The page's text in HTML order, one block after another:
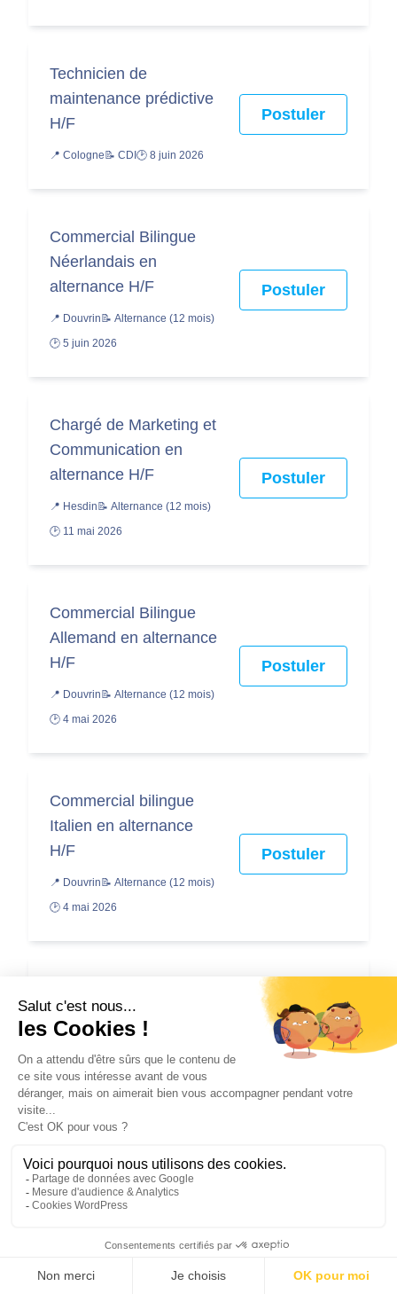
Technicien de
maintenance prédictive
H/F
📍 Cologne 📝 CDI 🕑 8 juin 2026
Postuler
Commercial Bilingue
Néerlandais en
alternance H/F
📍 Douvrin 📝 Alternance (12 mois)
🕑 5 juin 2026
Postuler
Chargé de Marketing et
Communication en
alternance H/F
📍 Hesdin 📝 Alternance (12 mois)
🕑 11 mai 2026
Postuler
Commercial Bilingue
Allemand en alternance
H/F
📍 Douvrin 📝 Alternance (12 mois)
🕑 4 mai 2026
Postuler
Commercial bilingue
Italien en alternance
H/F
📍 Douvrin 📝 Alternance (12 mois)
🕑 4 mai 2026
Postuler
EITER (M/W/D)
Postuler
Sales Engineer (m/w/d)
📍 Munich 📝 CDI🕑 7 avril 2026
Commercial Industrie
Postuler